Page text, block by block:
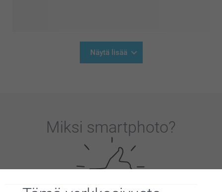
Näytä lisää
Miksi smartphoto?